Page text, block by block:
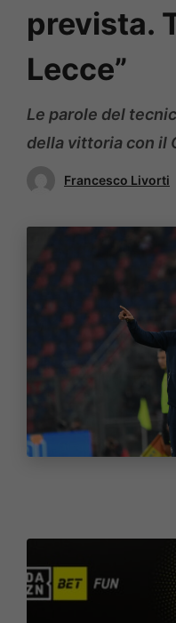
prevista.
Lecce”
Le parole del
della vittoria con il
Francesco Livorti